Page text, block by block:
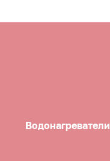
Водонагреватели